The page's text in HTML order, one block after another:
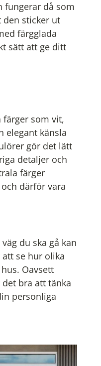
fungerar då som
den sticker ut
färgglada
sätt att ge ditt
färger som vit,
elegant känsla
gör det lätt
detaljer och
färger
därför vara
du ska gå kan
se hur olika
Oavsett
bra att tänka
personliga